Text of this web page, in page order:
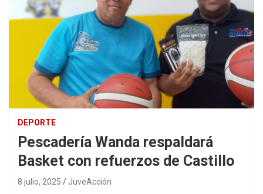
DEPORTE
Pescadería Wanda respaldará
Basket con refuerzos de Castillo
8 julio, 2025 JuveAcción